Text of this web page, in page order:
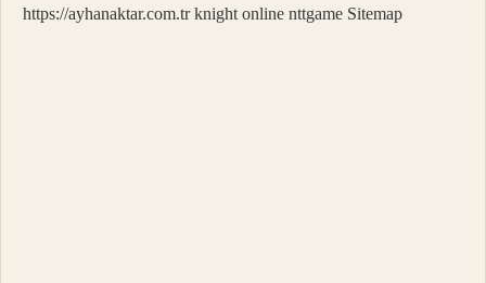
https://ayhanaktar.com.tr knight online nttgame Sitemap